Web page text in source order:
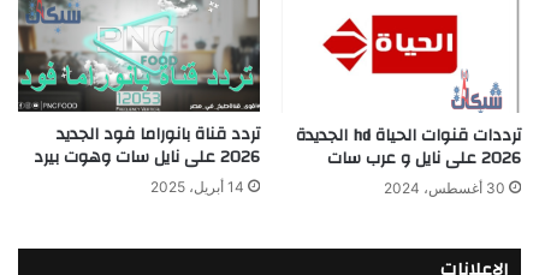
ترددات قنوات الحياة hd الجديدة
2026 على نايل و عرب سات
30 أغسطس، 2024
تردد قناة بانوراما فود الجديد
2026 على نايل سات وهوت بيرد
14 أبريل، 2025